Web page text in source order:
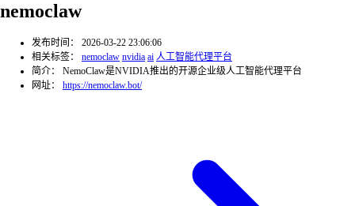
nemoclaw
发布时间：
2026-03-22 23:06:06
相关标签：
nemoclaw nvidia ai 人工智能代理平台
简介：
NemoClaw是NVIDIA推出的开源企业级人工智能代理平台
网址：
https://nemoclaw.bot/